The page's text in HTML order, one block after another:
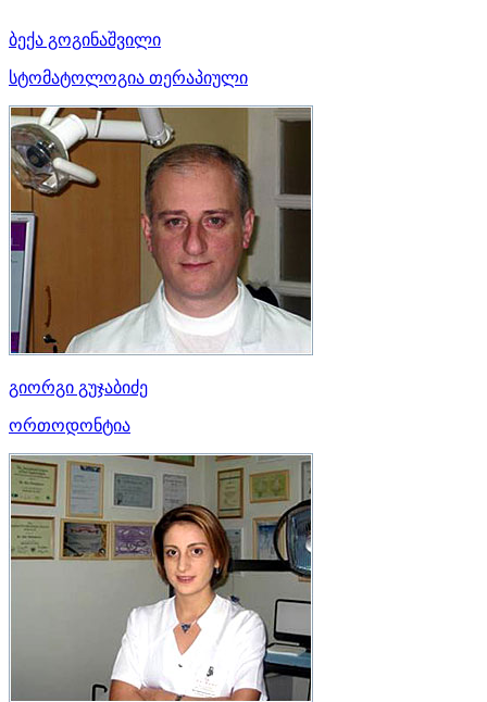
ბექა გოგინაშვილი
სტომატოლოგია თერაპიული
გიორგი გუჯაბიძე
ორთოდონტია